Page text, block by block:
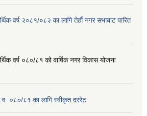
वर्ष २०८१/०८२ का लागि तेर्हौ नगर सभाबाट पारित
वर्ष ०८०/८१ को वार्षिक नगर विकास योजना
०८०/८१ का लागि स्वीकृत दररेट